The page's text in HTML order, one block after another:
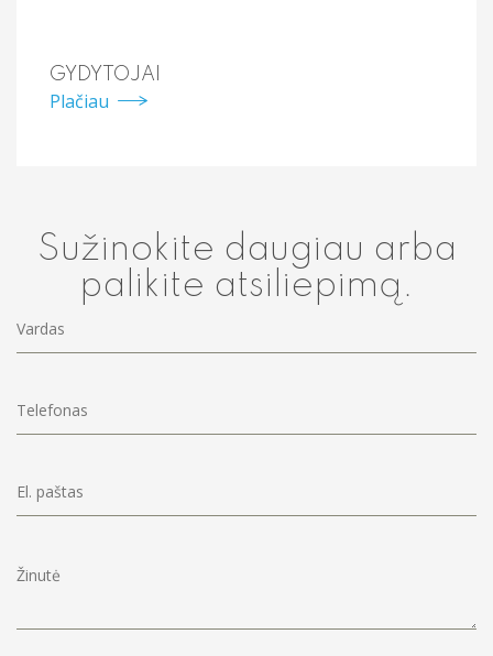
GYDYTOJAI
Plačiau
Sužinokite daugiau arba
palikite atsiliepimą.